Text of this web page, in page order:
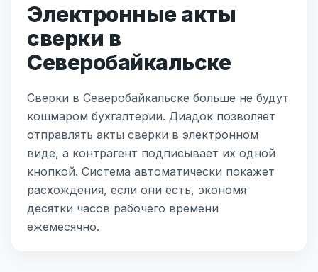
Электронные акты
сверки в
Северобайкальске
Сверки в Северобайкальске больше не будут
кошмаром бухгалтерии. Диадок позволяет
отправлять акты сверки в электронном
виде, а контрагент подписывает их одной
кнопкой. Система автоматически покажет
расхождения, если они есть, экономя
десятки часов рабочего времени
ежемесячно.